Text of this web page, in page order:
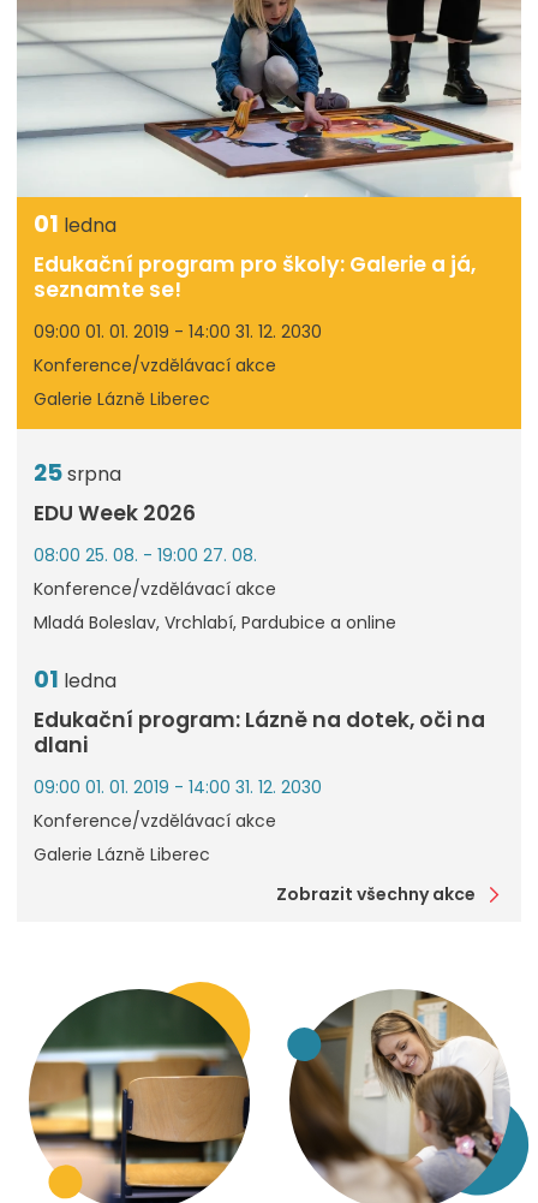
01 ledna
Edukační program pro školy: Galerie a já,
seznamte se!
09:00 01. 01. 2019 - 14:00 31. 12. 2030
Konference/vzdělávací akce
Galerie Lázně Liberec
25srpna
EDU Week 2026
08:00 25. 08. - 19:00 27. 08.
Konference/vzdělávací akce
Mladá Boleslav, Vrchlabí, Pardubice a online
01 ledna
Edukační program: Lázně na dotek, oči na
dlani
09:00 01. 01. 2019 - 14:00 31. 12. 2030
Konference/vzdělávací akce
Galerie Lázně Liberec
Zobrazit všechny akce